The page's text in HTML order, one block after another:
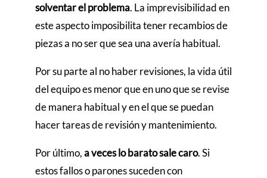
solventar el problema. La imprevisibilidad en
este aspecto imposibilita tener recambios de
piezas a no ser que sea una avería habitual.
Por su parte al no haber revisiones, la vida útil
del equipo es menor que en uno que se revise
de manera habitual y en el que se puedan
hacer tareas de revisión y mantenimiento.
Por último,a veces lo barato sale caro. Si
estos fallos o parones suceden con